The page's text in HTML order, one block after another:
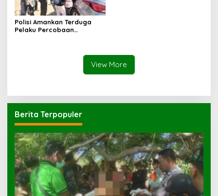
Polisi Amankan Terduga
Pelaku Percobaan
View More
Berita Terpopuler